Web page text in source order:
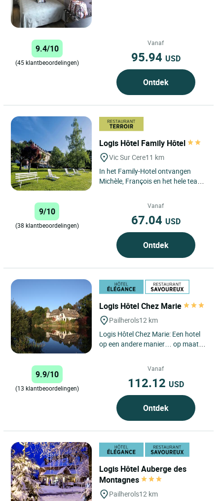
9.4/10
(45 klantbeoordelingen)
Vanaf
95.94 USD
Ontdek
Logis Hôtel Family Hôtel
Vic Sur Cere11 km
In het Family-Hotel ontvangen
Michèle, François en het hele team
9/10
(38 klantbeoordelingen)
Vanaf
67.04 USD
Ontdek
Logis Hôtel Chez Marie
Pailherols12 km
Logis Hôtel Chez Marie: Een hotel
op een andere manier… op maat
9.9/10
(13 klantbeoordelingen)
Vanaf
112.12 USD
Ontdek
Logis Hôtel Auberge des
Montagnes
Pailherols12 km